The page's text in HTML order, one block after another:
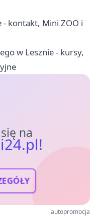
- kontakt, Mini ZOO i
w Lesznie - kursy,
na
autopromocja